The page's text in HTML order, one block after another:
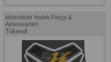
Motosiklet Yedek Parça &
Aksesuarları
Tükendi